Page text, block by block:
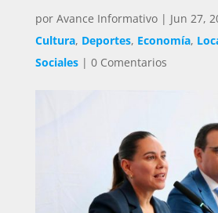
por Avance Informativo| Jun 27,
Cultura, Deportes, Economía,
Sociales| 0 Comentarios